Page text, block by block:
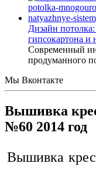
Дизайн
гипсокартона и
Современный
продуманного
Мы Вконтакте
Вышивка
№60 2014 год
Вышивка